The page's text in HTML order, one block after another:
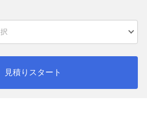
見積りスタート